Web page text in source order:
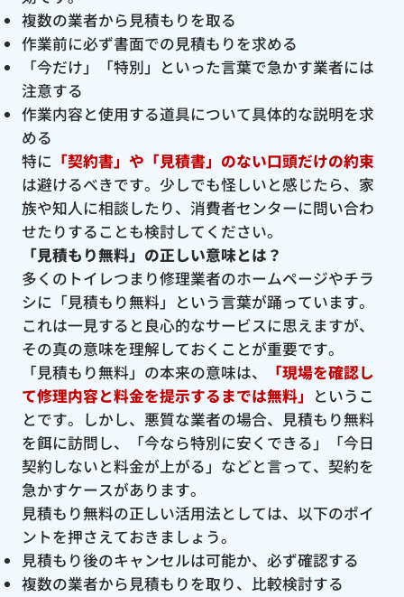
複数の業者から見積もりを取る
作業前に必ず書面での見積もりを求める
「今だけ」「特別」といった言葉で急かす業者には
注意する
作業内容と使用する道具について具体的な説明を求
める
特に 「契約書」や「見積書」のない口頭だけの約束
は避けるべきです。少しでも怪しいと感じたら、家
族や知人に相談したり、消費者センターに問い合わ
せたりすることも検討してください。
「見積もり無料」の正しい意味とは？
多くのトイレつまり修理業者のホームページやチラ
シに「見積もり無料」という言葉が踊っています。
これは一見すると良心的なサービスに思えますが、
その真の意味を理解しておくことが重要です。
「見積もり無料」の本来の意味は、
「現場を確認し
て修理内容と料金を提示するまでは無料」 というこ
とです。しかし、悪質な業者の場合、見積もり無料
を餌に訪問し、「今なら特別に安くできる」「今日
契約しないと料金が上がる」などと言って、契約を
急かすケースがあります。
見積もり無料の正しい活用法としては、以下のポイ
ントを押さえておきましょう。
見積もり後のキャンセルは可能か、必ず確認する
複数の業者から見積もりを取り、比較検討する